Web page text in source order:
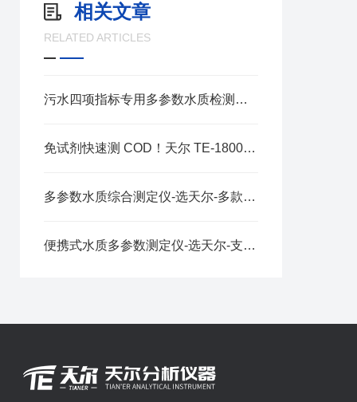
相关文章
RELATED ARTICLES
污水四项指标专用多参数水质检测仪 TE-3000Max 技术性能解析
免试剂快速测 COD！天尔 TE-1800 手持式多参数检测仪赋能现场水质执法监测
多参数水质综合测定仪-选天尔-多款型号可选
便携式水质多参数测定仪-选天尔-支持定制